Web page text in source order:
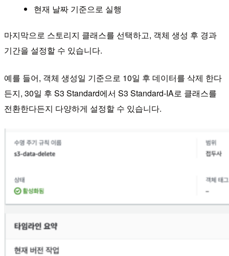
현재 날짜 기준으로 실행
마지막으로 스토리지 클래스를 선택하고, 객체 생성 후 경과
기간을 설정할 수 있습니다.
예를 들어, 객체 생성일 기준으로 10일 후 데이터를 삭제 한다
든지, 30일 후 S3 Standard에서 S3 Standard-IA로 클래스를
전환한다든지 다양하게 설정할 수 있습니다.